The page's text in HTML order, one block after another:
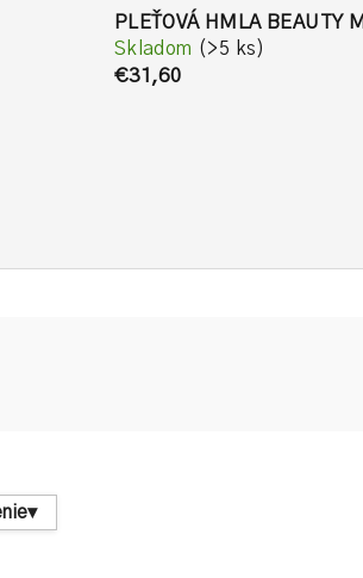
PLEŤOVÁ HMLA BEAUTY
Skladom (>5 ks)
€31,60
▾